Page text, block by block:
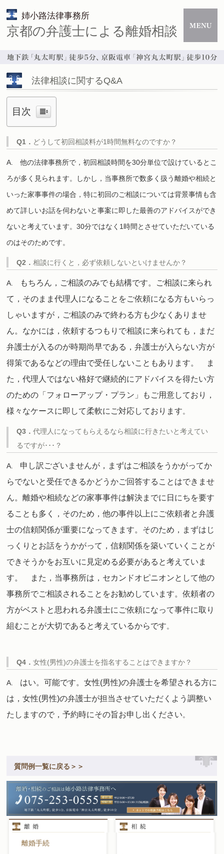
姉小路法律事務所
京都の弁護士による離婚相談
法律相談に関するQ&A
目次
Q1． どうして初回相談料が1時間無料なのですか？
A.他の法律事務所で，初回相談時間を30分単位で設けているとこ
ろが多く見られます。しかし，当事務所で数多く扱う離婚や相続と
いった家事事件の場合，特に初回のご相談については背景事情も含
めて詳しいお話を伺わないと事案に即した最善のアドバイスができ
ないと考えています。30分ではなく1時間とさせていただいている
のはそのためです。
Q2．相談に行くと，必ず依頼しないといけませんか？
A.
もちろん，ご相談のみでも結構です。ご相談に来られ
て，そのまま代理人になることをご依頼になる方もいらっ
しゃいますが，ご相談のみで終わる方も少なくありませ
ん。なかには，依頼するつもりで相談に来られても，まだ
弁護士が入るのが時期尚早である，弁護士が入らない方が
得策であるなどの理由で受任しないこともあります。
ま
た，代理人ではない格好で継続的にアドバイスを得たい方
のための「フォローアップ・プラン」もご用意しており，
様々なケースに即して柔軟にご対応しております。
Q3．代理人になってもらえるなら相談に行きたいと考えてい
るですが･･･？
A. 申し訳ございませんが，まずはご相談をうかがってか
らでないと受任できるかどうかご回答することはできませ
ん。離婚や相続などの家事事件は解決までに日にちを要す
ることも多く，そのため，他の事件以上にご依頼者と弁護
士の信頼関係が重要になってきます。そのため，まずはじ
っくりとお話をうかがって，信頼関係を築いていくことが
できそうかをお互いに見定める必要があると考えていま
す。
また，当事務所は，セカンドオピニオンとして他の
事務所でご相談されることをお勧めしています。依頼者の
方がベストと思われる弁護士にご依頼になって事件に取り
組むことが大切であると考えているからです。
Q4．女性(男性)の弁護士を指名することはできますか？
A. はい。可能です。女性(男性)の弁護士を希望される方に
は，女性(男性)の弁護士が担当させていただくよう調整い
たしますので，予約時にその旨お申し出ください。
質問例一覧に戻る＞＞
離婚手続